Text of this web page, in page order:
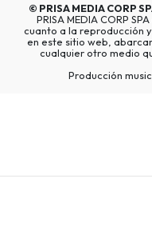
© PRISA MEDIA CORP
PRISA MEDIA CORP
cuanto a la reproducción
en este sitio web,
cualquier otro medio
Producción